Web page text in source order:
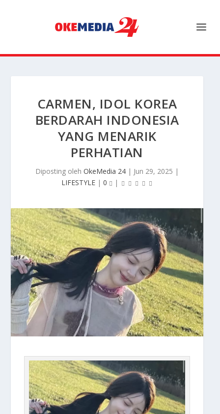
CARMEN, IDOL KOREA
BERDARAH INDONESIA
YANG MENARIK
PERHATIAN
Diposting oleh OkeMedia 24 | Jun 29, 2025 |
LIFESTYLE | 0 |